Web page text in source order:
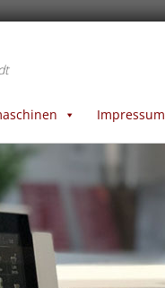
Impressum